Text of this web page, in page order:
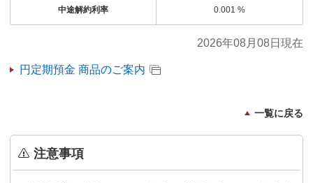
中途解約利率 0.001 %
2026年08月08日現在
円定期預金 商品のご案内
一覧に戻る
注意事項